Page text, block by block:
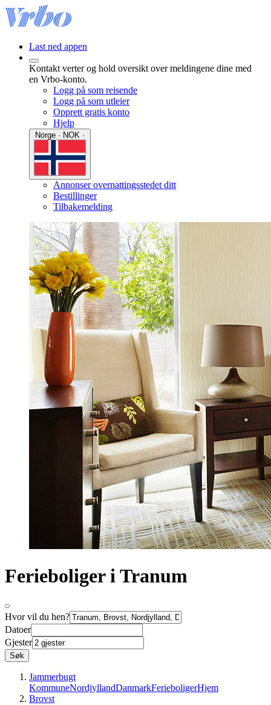
Last ned appen
Kontakt verter og hold oversikt over meldingene dine med
en Vrbo-konto.
Logg på som reisende
Logg på som utleier
Opprett gratis konto
Hjelp
Annonser overnattingsstedet ditt
Bestillinger
Tilbakemelding
Ferieboliger i Tranum
Hvor vil du hen?
Datoer
Gjester
Søk
Jammerbugt
KommuneNordjyllandDanmarkFerieboligerHjem
Brovst